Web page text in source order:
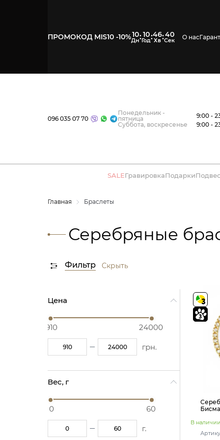
ПРОМОКОД MIS10 -10%10:10:46:39 О нас
096 035 07 70
Понедельник -
пятница
9:00 -
Суббота, воскресенье
9:00 -
SALEГравировкаПодарки
Главная Браслеты
Серебряные
Фильтр Скрыть
Цена
910 24000
грн.
Вес, г
0 60
г.
В наличии